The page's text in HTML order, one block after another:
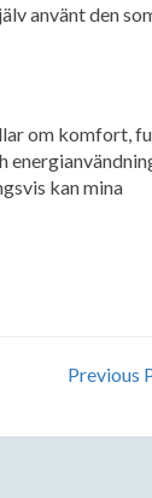
använt den
om komfort,
kan mina
Previous